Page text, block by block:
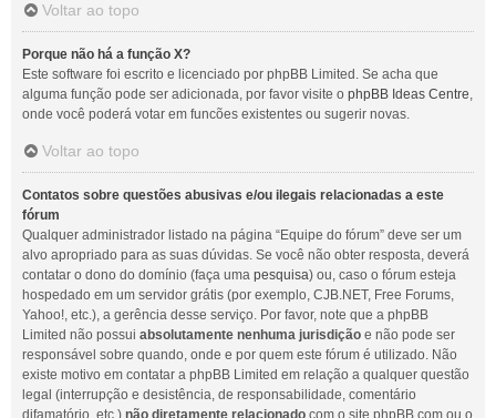
Voltar ao topo
Porque não há a função X?
Este software foi escrito e licenciado por phpBB Limited. Se acha que
alguma função pode ser adicionada, por favor visite o phpBB Ideas Centre,
onde você poderá votar em funcões existentes ou sugerir novas.
Voltar ao topo
Contatos sobre questões abusivas e/ou ilegais relacionadas a este
fórum
Qualquer administrador listado na página “Equipe do fórum” deve ser um
alvo apropriado para as suas dúvidas. Se você não obter resposta, deverá
contatar o dono do domínio (faça uma pesquisa) ou, caso o fórum esteja
hospedado em um servidor grátis (por exemplo, CJB.NET, Free Forums,
Yahoo!, etc.), a gerência desse serviço. Por favor, note que a phpBB
Limited não possui absolutamente nenhuma jurisdição e não pode ser
responsável sobre quando, onde e por quem este fórum é utilizado. Não
existe motivo em contatar a phpBB Limited em relação a qualquer questão
legal (interrupção e desistência, de responsabilidade, comentário
difamatório, etc.) não diretamente relacionado com o site phpBB.com ou o